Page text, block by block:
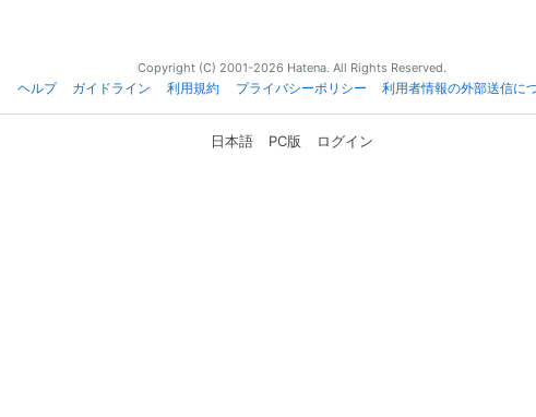
Copyright (C) 2001-2026 Hatena. All Rights Reserved.
ヘルプ
ガイドライン 利用規約 プライバシーポリシー 利用者情報の外部送信に
日本語 PC版 ログイン